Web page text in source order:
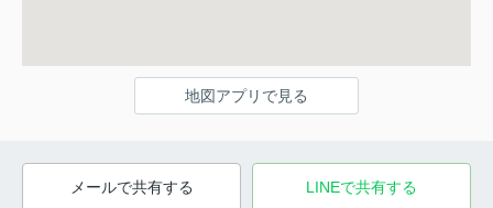
地図アプリで見る
メールで共有する LINEで共有する